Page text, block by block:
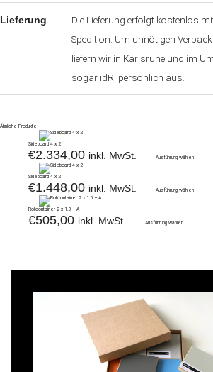
Lieferung
Die Lieferung erfolgt kostenlos
Spedition. Um unnötigen
liefern wir in Karlsruhe und im
sogar idR. persönlich aus.
Ähnliche Produkte
Sideboard 4 x 2
€2.334,00 inkl. MwSt. Ausführung wählen
Sideboard 4 x 2
€1.448,00 inkl. MwSt. Ausführung wählen
Rollcontainer 2 x 1.0 + A
€505,00 inkl. MwSt. Ausführung wählen